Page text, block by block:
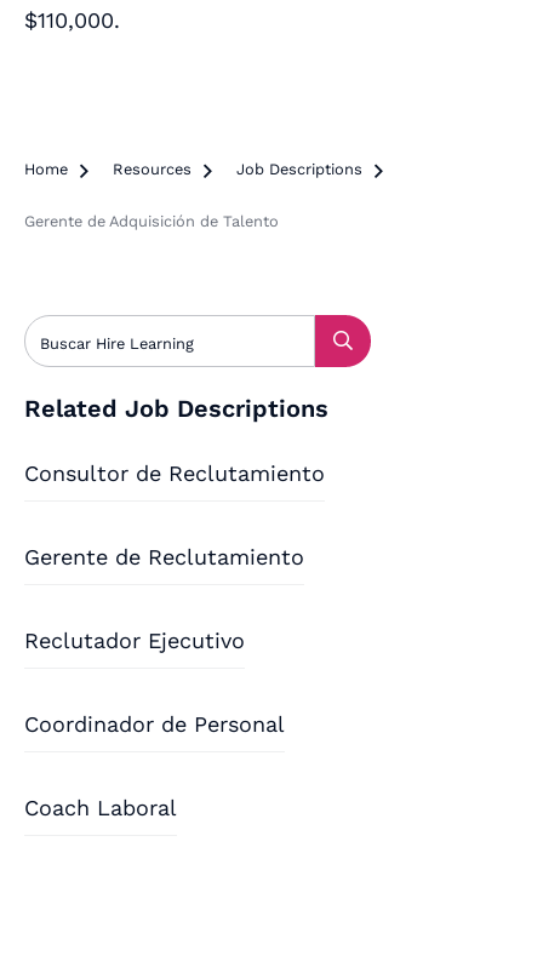
$110,000.
Home  Resources  Job Descriptions 
Gerente de Adquisición de Talento
Related Job Descriptions
Consultor de Reclutamiento
Gerente de Reclutamiento
Reclutador Ejecutivo
Coordinador de Personal
Coach Laboral